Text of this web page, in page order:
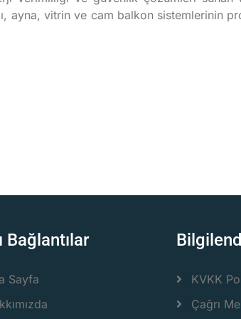
ayna, vitrin ve cam balkon sistemlerinin
Bağlantılar
Sayfa
KVKK
Çağrı